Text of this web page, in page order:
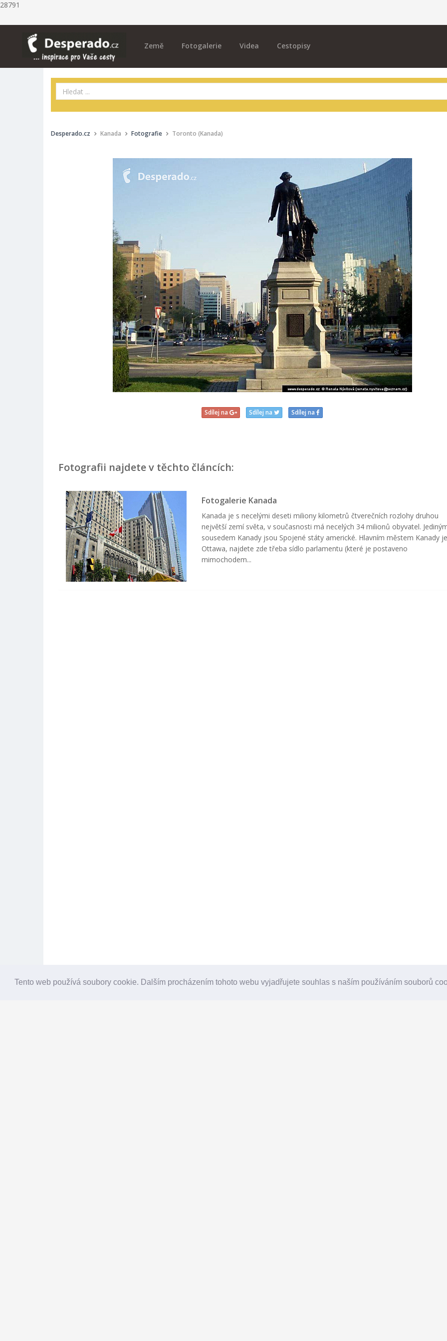
Tento web používá soubory cookie. Dalším procházením tohoto webu vyjadřujete souhlas s naším používáním souborů
28791
Země Fotogalerie Videa Cestopisy
Desperado.cz Kanada Fotografie Toronto (Kanada)
Sdílej na Sdílej na Sdílej na
Fotografii najdete v těchto článcích:
Fotogalerie Kanada
Kanada je s necelými deseti miliony kilometrů čtverečních rozlohy druhou
největší zemí světa, v současnosti má necelých 34 milionů obyvatel.
sousedem Kanady jsou Spojené státy americké. Hlavním městem Kanady
Ottawa, najdete zde třeba sídlo parlamentu (které je postaveno
mimochodem...